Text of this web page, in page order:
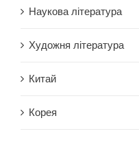
Наукова література
Художня література
Китай
Корея